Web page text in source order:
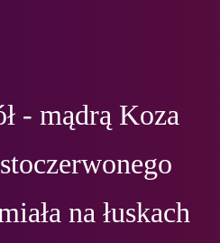
- mądrą Koza
na łuskach